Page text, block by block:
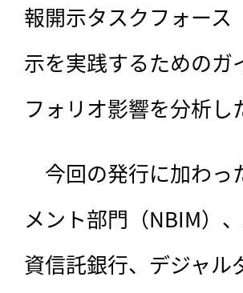
報開示タスクフォース
示を実践するためのガ
フォリオ影響を分析し
今回の発行に加わっ
メント部門（NBIM）、
資信託銀行、デジャル